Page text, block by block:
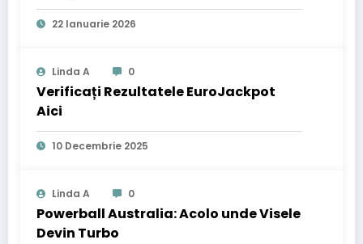
22 Ianuarie 2026
Linda A 0
Verificați Rezultatele EuroJackpot
Aici
10 Decembrie 2025
Linda A 0
Powerball Australia: Acolo unde Visele
Devin Turbo